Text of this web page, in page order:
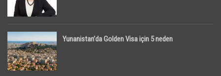
Yunanistan’da Golden Visa için 5 neden